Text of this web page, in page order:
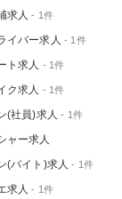
求人 - 1件
イバー求人 - 1件
ト求人 - 1件
ク求人 - 1件
(社員)求人 - 1件
ャー求人
(バイト)求人 - 1件
求人 - 1件